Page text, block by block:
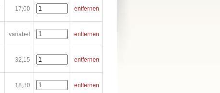
17,00 entfernen
variabel entfernen
32,15 entfernen
18,80 entfernen